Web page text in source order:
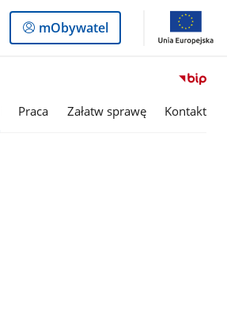
Logowanie
do
mObywatel
Praca Załatw sprawę Kontakt